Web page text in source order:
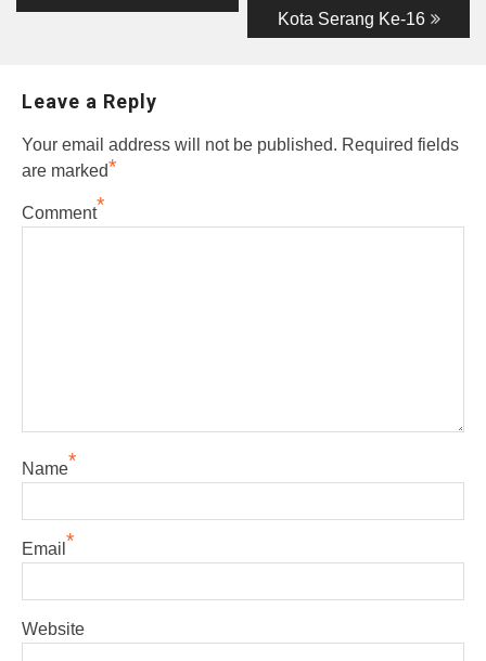
Kota Serang Ke-16
Leave a Reply
Your email address will not be published. Required fields
are marked*
Comment*
Name*
Email *
Website